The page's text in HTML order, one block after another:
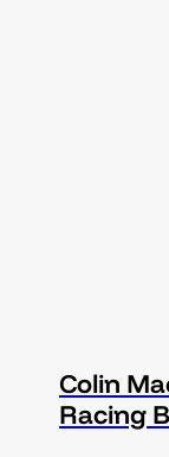
Colin
Racing